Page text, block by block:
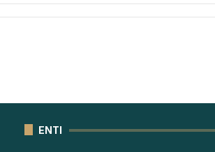
ENTI